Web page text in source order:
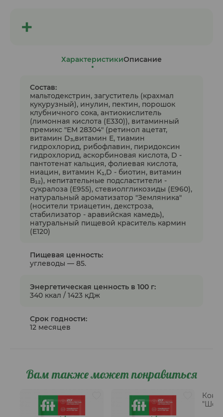
ХарактеристикиОписание
Состав:
мальтодекстрин, загуститель (крахмал
кукурузный), инулин, пектин, порошок
клубничного сока, антиокислитель
(лимонная кислота (Е330)), витаминный
премикс "ЕМ 28304" (ретинол ацетат,
витамин D₃,витамин Е, тиамин
гидрохлорид, рибофлавин, пиридоксин
гидрохлорид, аскорбиновая кислота, D -
пантотенат кальция, фолиевая кислота,
ниацин, витамин K₁,D - биотин, витамин
В₁₂), непитательные подсластители -
сукралоза (Е955), стевиолгликозиды (Е960),
натуральный ароматизатор "Земляника"
(носители триацетин, декстроза,
стабилизатор - аравийская камедь),
натуральный пищевой краситель кармин
(Е120)
Пищевая ценность:
углеводы — 85.
Энергетическая ценность в 100 г:
340 ккал / 1423 кДж
Срок годности:
12 месяцев
Вам также может понравиться